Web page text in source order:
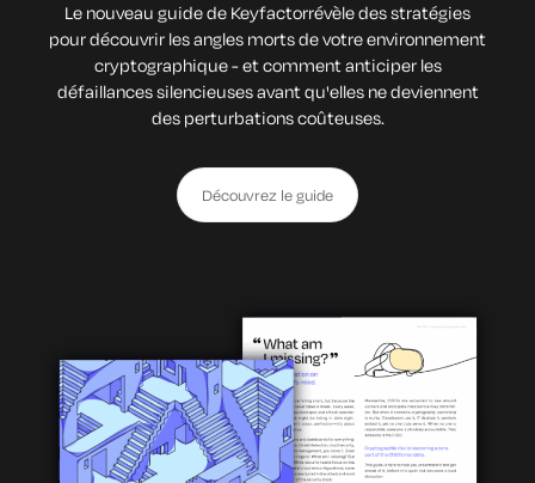
Le nouveau guide de Keyfactorrévèle des stratégies
pour découvrir les angles morts de votre environnement
cryptographique - et comment anticiper les
défaillances silencieuses avant qu'elles ne deviennent
des perturbations coûteuses.
Découvrez le guide